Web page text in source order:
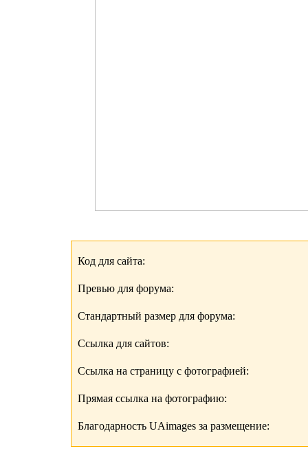
Код для сайта:
Превью для форума:
Стандартный размер для форума:
Ссылка для сайтов:
Ссылка на страницу с фотографией:
Прямая ссылка на фотографию:
Благодарность UAimages за размещение: